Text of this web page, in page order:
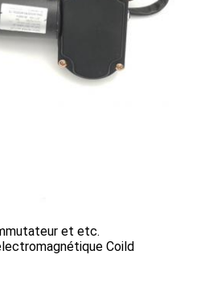
et etc.
Coild